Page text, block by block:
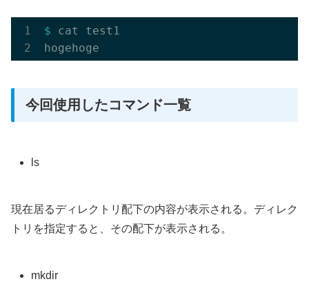
$ cat test1
今回使用したコマンド一覧
ls
現在居るディレクトリ配下の内容が表示される。ディレク
トリを指定すると、その配下が表示される。
mkdir